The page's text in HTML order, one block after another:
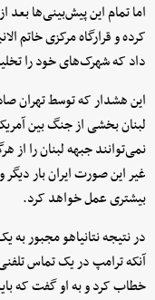
اما تمام این پیش‌بینی‌ها بعد
کرده و قرارگاه مرکزی خاتم
داد که شهرک‌های خود را
این هشدار که توسط تهران
لبنان بخشی از جنگ بین
نمی‌توانند جبهه لبنان را از
غیر این صورت ایران بار
بیشتری عمل خواهد کرد.
در نتیجه نتانیاهو مجبور به
آنکه ترامپ در یک تماس
خطاب کرد و به او گفت که